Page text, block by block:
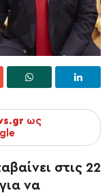
ως
στις 22
να